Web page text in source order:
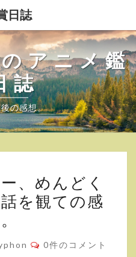
日誌
アニメ鑑
誌
の感想。
の
ヒ
ー、
、めんどく
を観ての感
コ
メ
0件のコメント